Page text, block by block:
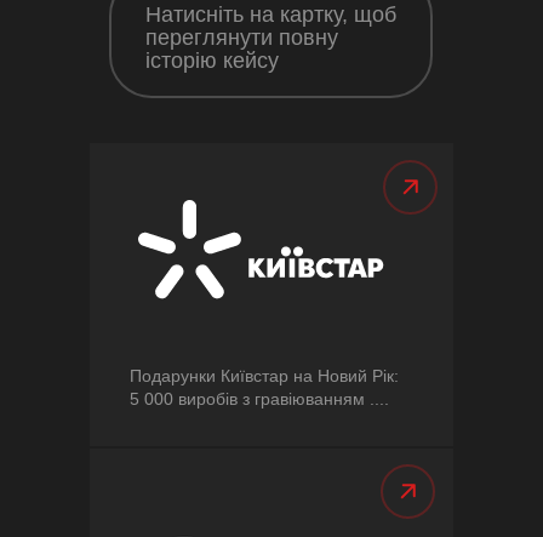
Натисніть на картку, щоб
переглянути повну
історію кейсу
Подарунки Київстар на Новий Рік:
5 000 виробів з гравіюванням ....